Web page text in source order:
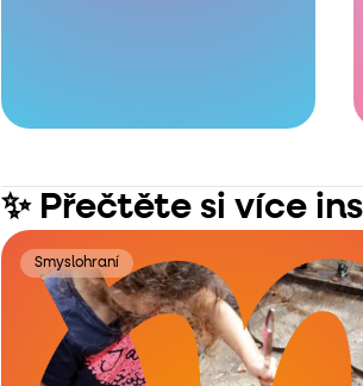
✨ Přečtěte si více
Smyslohraní